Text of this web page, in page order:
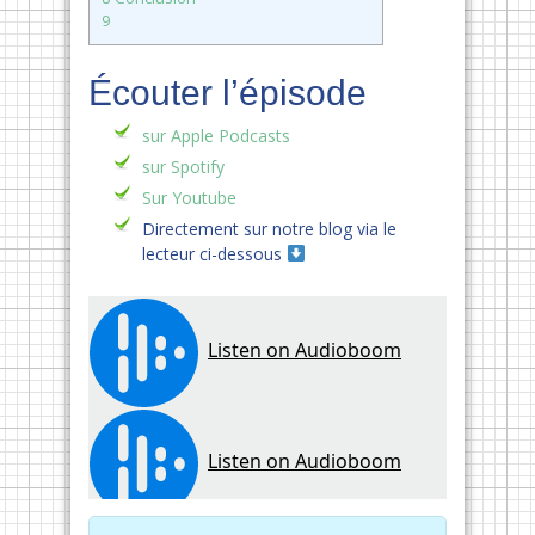
9
Écouter l’épisode
sur Apple Podcasts
sur Spotify
Sur Youtube
Directement sur notre blog via le
lecteur ci-dessous